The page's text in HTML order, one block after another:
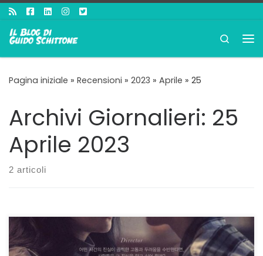
Passa al contenuto
Search
Pagina iniziale » Recensioni » 2023 » Aprile » 25
Archivi Giornalieri: 25
Aprile 2023
2 articoli